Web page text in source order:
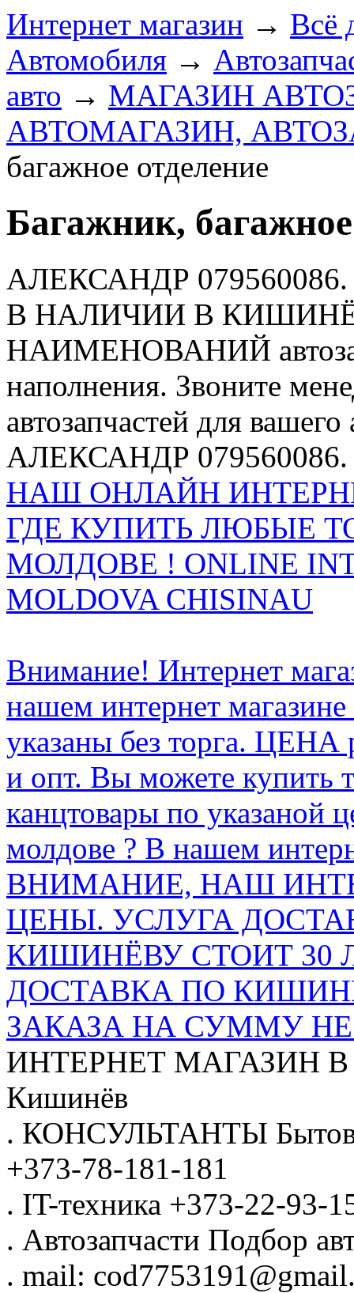
Интернет магазин → Всё
Автомобиля →
авто → МАГАЗИН
АВТОМАГАЗИН,
багажное отделение
Багажник,
АЛЕКСАНДР 079560086.
В НАЛИЧИИ В
НАИМЕНОВАНИЙ
наполнения. Звоните
автозапчастей для
АЛЕКСАНДР 079560086.
НАШ ОНЛАЙН
ГДЕ КУПИТЬ ЛЮБЫЕ
МОЛДОВЕ ! ONLINE
MOLDOVA CHISINAU
Внимание! Интернет
нашем интернет
указаны без торга.
и опт. Вы можете купить
канцтовары по указаной
молдове ? В нашем
ВНИМАНИЕ, НАШ
ЦЕНЫ. УСЛУГА
КИШИНЁВУ СТОИТ 30
ДОСТАВКА ПО
ЗАКАЗА НА СУММУ НЕ
ИНТЕРНЕТ МАГАЗИН
Кишинёв
. КОНСУЛЬТАНТЫ
+373-78-181-181
. IT-техника +373-22-93-
. Автозапчасти Подбор
. mail: